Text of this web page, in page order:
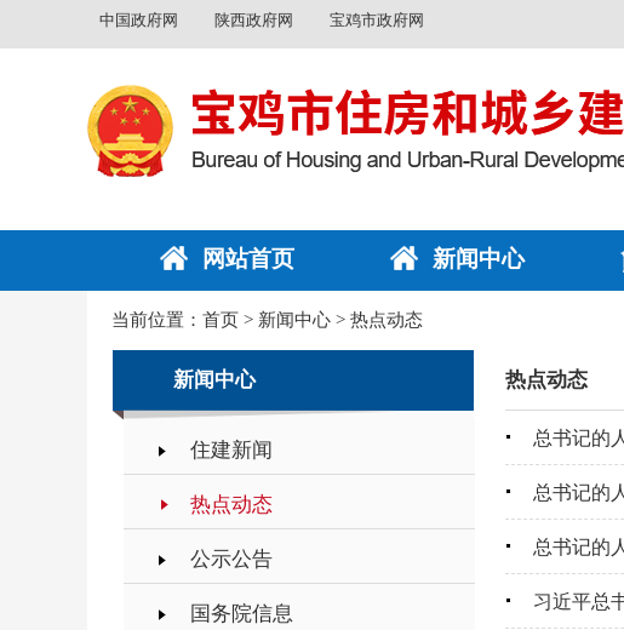
中国政府网 陕西政府网 宝鸡市政府网
网站首页 新闻中心
当前位置： 首页 > 新闻中心 > 热点动态
新闻中心
住建新闻
热点动态
公示公告
国务院信息
热点动态
总书记的
总书记的
总书记的
习近平总